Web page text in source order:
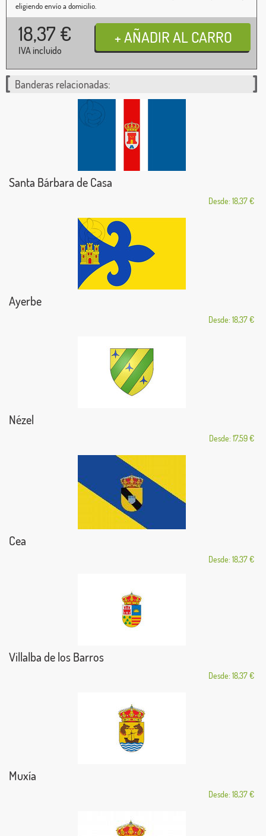
eligiendo envío a domicilio.
18,37 €
IVA incluido
Banderas relacionadas:
Santa Bárbara de Casa
Desde: 18,37 €
Ayerbe
Desde: 18,37 €
Nézel
Desde: 17,59 €
Cea
Desde: 18,37 €
Villalba de los Barros
Desde: 18,37 €
Muxía
Desde: 18,37 €